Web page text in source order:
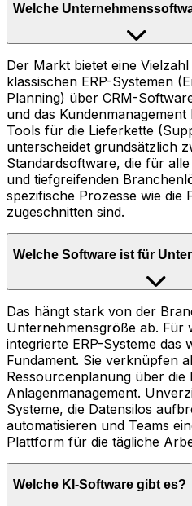
Welche
Der Markt bietet eine
klassischen ERP-Systemen
Planning) über CRM-
und das
Tools für die Lieferkette
unterscheidet grundsätzlich
Standardsoftware, die für
und tiefgreifenden
spezifische Prozesse wie die
zugeschnitten sind.
Welche Software ist für
Das hängt stark von der
Unternehmensgröße ab. Für
integrierte ERP-Systeme das
Fundament. Sie verknüpfen
Ressourcenplanung über die
Anlagenmanagement.
Systeme, die Datensilos
automatisieren und Teams
Plattform für die tägliche
Welche KI-Software gibt es?